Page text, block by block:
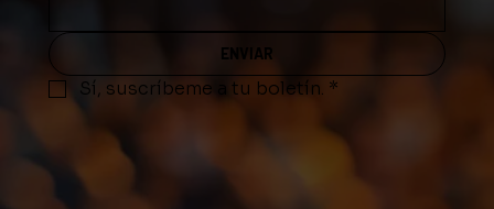
ENVIAR
Sí, suscríbeme a tu boletín. *